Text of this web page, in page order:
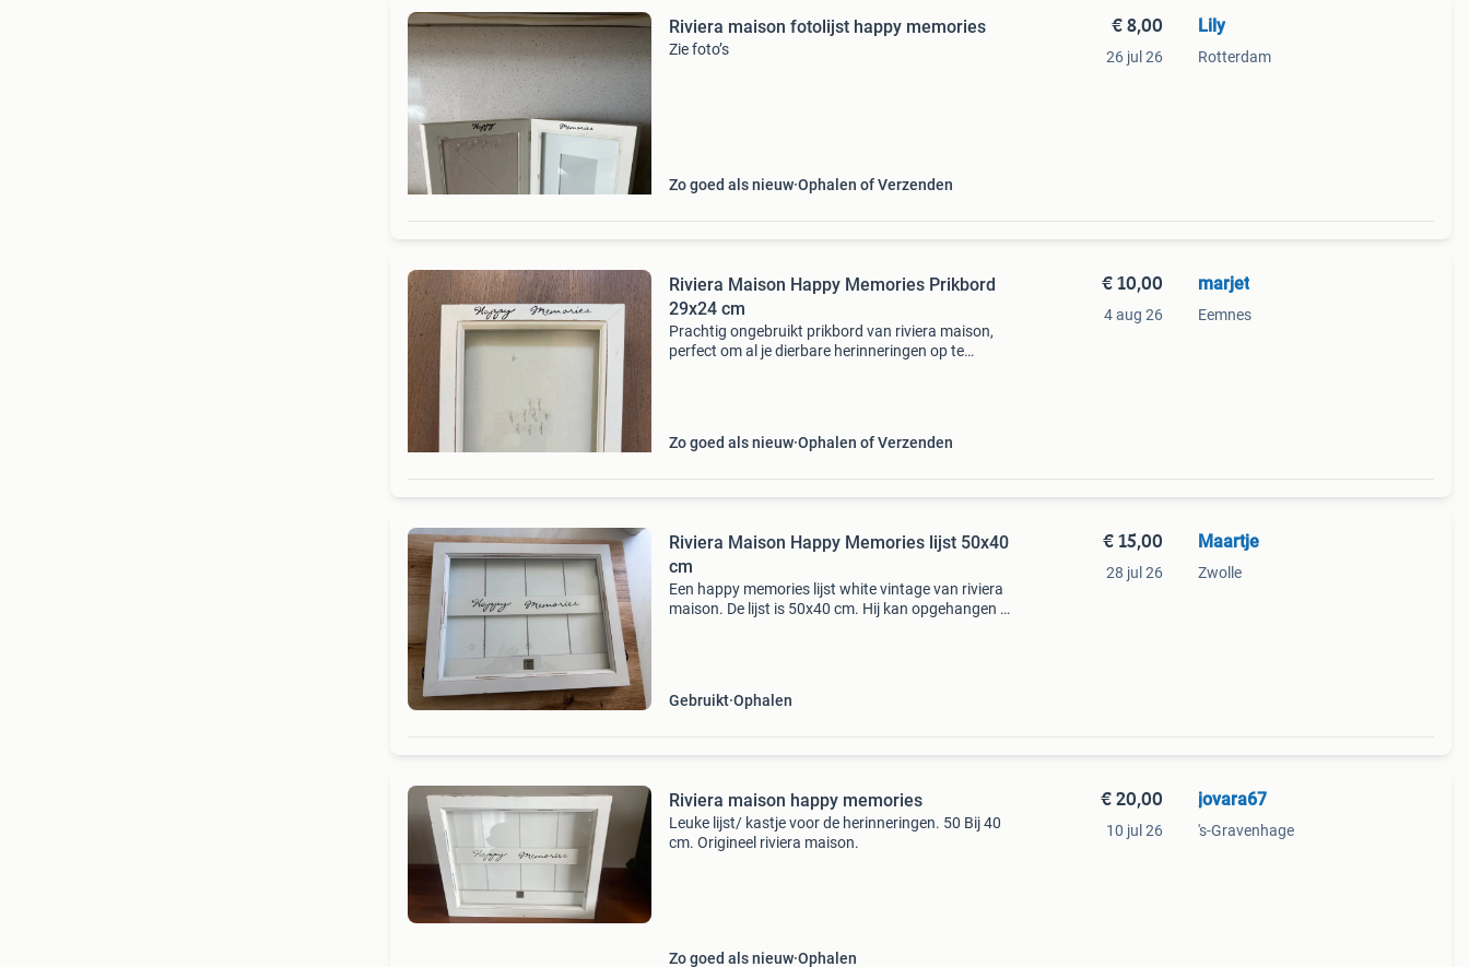
Riviera maison fotolijst happy memories
Zie foto’s
Zo goed als nieuw Ophalen of Verzenden
€ 8,00
26 jul 26
Lily
Rotterdam
Riviera Maison Happy Memories Prikbord
29x24 cm
Prachtig ongebruikt prikbord van riviera maison,
perfect om al je dierbare herinneringen op te
Zo goed als nieuw Ophalen of Verzenden
€ 10,00
4 aug 26
marjet
Eemnes
Riviera Maison Happy Memories lijst 50x40
cm
Een happy memories lijst white vintage van riviera
maison. De lijst is 50x40 cm. Hij kan opgehangen of
Gebruikt Ophalen
€ 15,00
28 jul 26
Maartje
Zwolle
Riviera maison happy memories
Leuke lijst/ kastje voor de herinneringen. 50 Bij 40
cm. Origineel riviera maison.
Zo goed als nieuw Ophalen
€ 20,00
10 jul 26
jovara67
's-Gravenhage